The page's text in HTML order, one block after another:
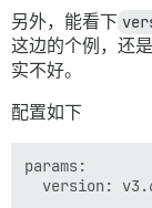
另外，能看下
这边的个例，还
实不好。
配置如下
params: